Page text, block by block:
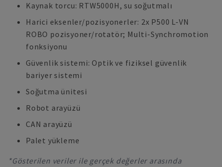
Kaynak torcu: RTW5000H, su soğutmalı
Harici eksenler/pozisyonerler: 2x P500 L-VN
ROBO pozisyoner/rotatör; Multi-Synchromotion
fonksiyonu
Güvenlik sistemi: Optik ve fiziksel güvenlik
bariyer sistemi
Soğutma ünitesi
Robot arayüzü
CAN arayüzü
Palet yükleme
*Gösterilen veriler ile gerçek değerler arasında